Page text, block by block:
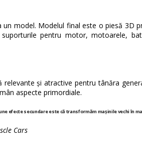
model. Modelul final este o piesă 3D
pentru motor, motoarele,
și atractive pentru tânăra
aspecte primordiale.
efecte secundare este că transformăm mașinile vechi în
Cars